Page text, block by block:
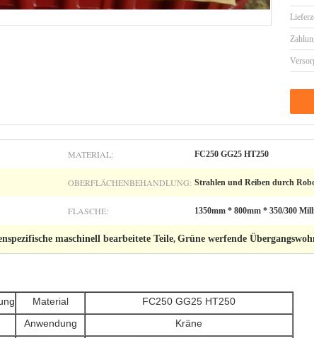
MATERIAL: FC250 GG25 HT250
OBERFLÄCHENBEHANDLUNG: Strahlen und Reiben durch
FLASCHE: 1350mm * 800mm * 350/300
maschinell bearbeitete Teile, Grüne werfende
Material
FC250 GG25 HT250
Anwendung
Kräne